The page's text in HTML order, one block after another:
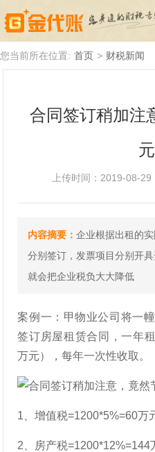
代理
厦
财
关
诚
您当前所在位置: 首页 > 财税新闻
合同签订稍加注
上传时间：2019-08-
内容摘要：企业根据出租的
分别签订，发票项目分别开
就会把企业税负大大降低
案例一：甲物业公司将一
签订房屋租赁合同，一年
万元），每年一次性收取。
1、增值税=1200*5%=60万
2、房产税=1200*12%=144